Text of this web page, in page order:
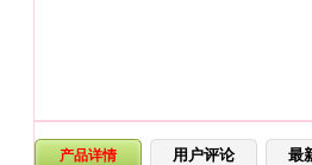
产品详情 用户评论 最